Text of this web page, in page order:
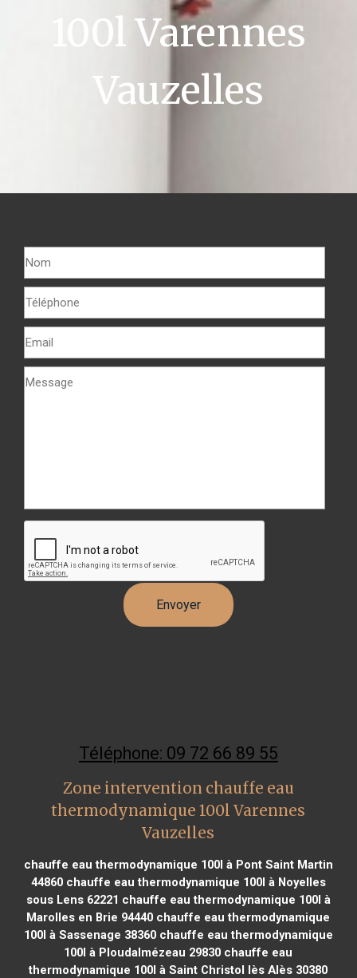
100l Varennes
Vauzelles
Téléphone: 09 72 66 89 55
Zone intervention chauffe eau
thermodynamique 100l Varennes
Vauzelles
chauffe eau thermodynamique 100l à Pont Saint Martin
44860chauffe eau thermodynamique 100l à Noyelles
sous Lens 62221 chauffe eau thermodynamique 100l à
Marolles en Brie 94440 chauffe eau thermodynamique
100l à Sassenage 38360chauffe eau thermodynamique
100l à Ploudalmézeau 29830 chauffe eau
thermodynamique 100l à Saint Christol lès Alès 30380